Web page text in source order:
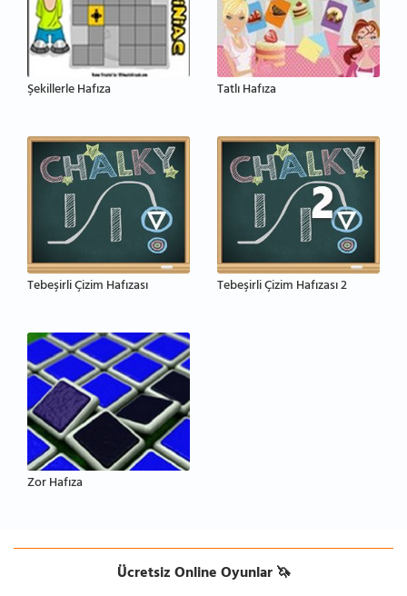
Şekillerle Hafıza Tatlı Hafıza
Tebeşirli Çizim Hafızası Tebeşirli Çizim Hafızası 2
Zor Hafıza
Ücretsiz Online Oyunlar 🦄